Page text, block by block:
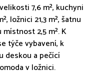
7,6 m², kuchyni
ložnici 21,3 m², šatnu
2,5 m². K
týče vybavení, k
deskou a pečící
v ložnici.